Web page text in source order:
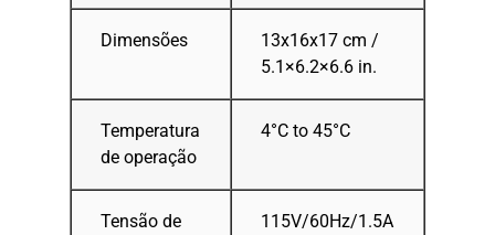
Dimensões
13x16x17 cm /
5.1×6.2×6.6 in.
Temperatura
de operação
4°C to 45°C
Tensão de
115V/60Hz/1.5A